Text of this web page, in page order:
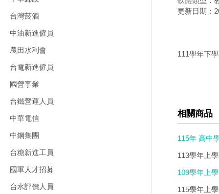
台灣菸酒
中油新進僱員
農田水利會
台電新進僱員
國營事業
台鐵營運人員
中華電信
中鋼集團
台糖新進工員
國軍人才招募
台水評價人員
更新日期：
111學年下
相關商品
115年 高中
學測全真模
碟DVD版
113學年上
109學年上
115學年上